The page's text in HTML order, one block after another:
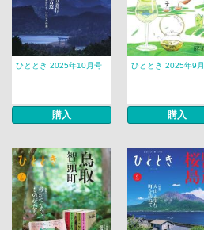
ひととき 2025年10月号
購入
ひととき 2025年9
購入